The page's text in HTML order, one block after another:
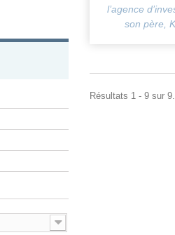
l’agence
son père,
Résultats 1 - 9 sur 9.